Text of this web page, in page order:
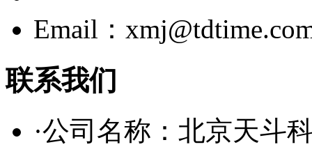
Email：
联系我们
·公司名称：北京天斗